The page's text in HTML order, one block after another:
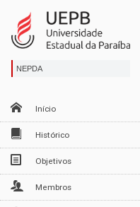
para
conteúdo
para
menu
para
busca
para
rodapé

NEPDA
Início
Histórico
Objetivos
Membros